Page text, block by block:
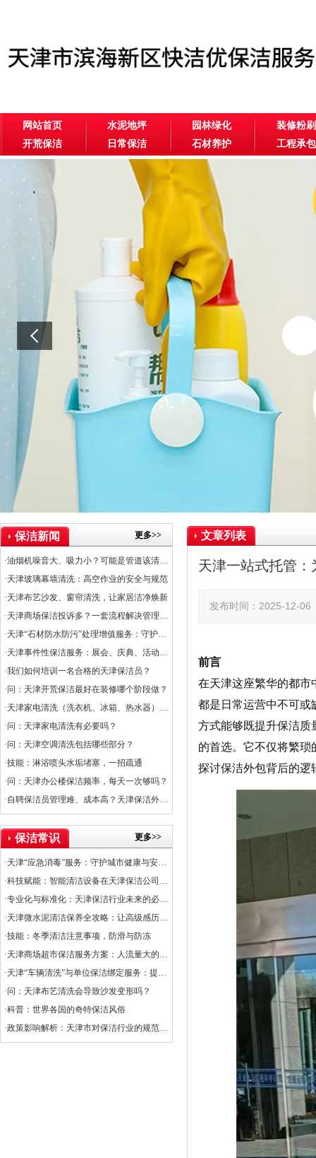
网站首页 水泥地坪 园林绿化
装修粉刷
开荒保洁
日常保洁 石材养护
工程承包
公司相册
保洁新闻 更多>>
·油烟机噪音大、吸力小？可能是管道该清洗了
·天津玻璃幕墙清洗：高空作业的安全与规范
·天津布艺沙发、窗帘清洗，让家居洁净焕新
·天津商场保洁投诉多？一套流程解决管理难题
·天津“石材防水防污”处理增值服务：守护石材之美，提升空间价值
·天津事件性保洁服务：展会、庆典、活动的专业保障
·我们如何培训一名合格的天津保洁员？
·问：天津开荒保洁最好在装修哪个阶段做？
·天津家电清洗（洗衣机、冰箱、热水器）服务上线
·问：天津家电清洗有必要吗？
·问：天津空调清洗包括哪些部分？
·技能：淋浴喷头水垢堵塞，一招疏通
·问：天津办公楼保洁频率，每天一次够吗？
·自聘保洁员管理难、成本高？天津保洁外包是出路
保洁常识 更多>>
·天津“应急消毒”服务：守护城市健康与安全的关键防线
·科技赋能：智能清洁设备在天津保洁公司的应用普及率
·专业化与标准化：天津保洁行业未来的必经之路
·天津微水泥清洁保养全攻略：让高级感历久弥新
·技能：冬季清洁注意事项，防滑与防冻
·天津商场超市保洁服务方案：人流量大的清洁挑战
·天津“车辆清洗”与单位保洁绑定服务：提升企业形象与效率的创新选择
·问：天津布艺清洗会导致沙发变形吗？
·科普：世界各国的奇特保洁风俗
·政策影响解析：天津市对保洁行业的规范与扶持
文章列表
天津一站式托管
发布时间：2025-12-
前言
在天津这座繁华的都市
都是日常运营中不可或
方式能够既提升保洁
的首选。它不仅将繁琐
探讨保洁外包背后的逻